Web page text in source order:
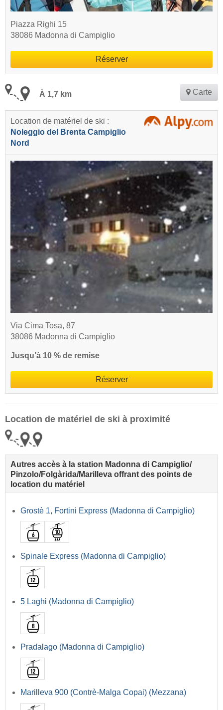
Piazza Righi 15
38086 Madonna di Campiglio
Réserver
À 1,7 km Carte
Location de matériel de ski :
Noleggio del Brenta Campiglio
Nord
Via Cima Tosa, 87
38086 Madonna di Campiglio
Jusqu’à 10 % de remise
Réserver
Location de matériel de ski à proximité
Autres accès à la station Madonna di Campiglio/​
Pinzolo/​Folgàrida/​Marilleva offrant des points de
location du matériel
Grostè 1, Fortini Express (Madonna di Campiglio)
Spinale Express (Madonna di Campiglio)
5 Laghi (Madonna di Campiglio)
Pradalago (Madonna di Campiglio)
Marilleva 900 (Contrè-Malga Copai) (Mezzana)